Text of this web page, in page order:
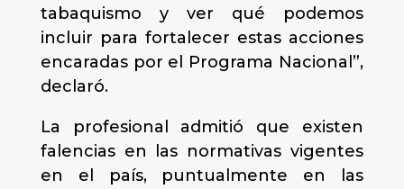
tabaquismo y ver qué podemos
incluir para fortalecer estas acciones
encaradas por el Programa Nacional”,
declaró.
La profesional admitió que existen
falencias en las normativas vigentes
en el país, puntualmente en las